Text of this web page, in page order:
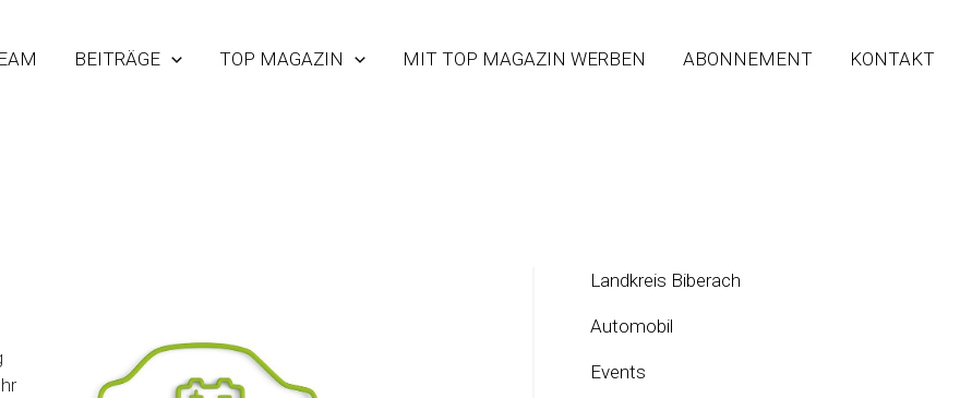
BEITRÄGE TOP MAGAZIN MIT TOP MAGAZIN WERBEN ABONNEMENT KONTAKT
Landkreis Biberach
Automobil
Events